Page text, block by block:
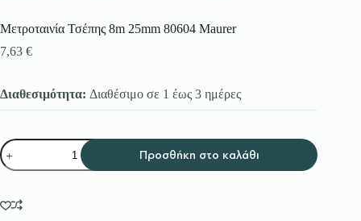
Μετροταινία Τσέπης 8m 25mm 80604 Maurer
7,63 €
Διαθεσιμότητα: Διαθέσιμο σε 1 έως 3 ημέρες
Μετροταινία
Τσέπης
8m
80604
Maurer
Προσθήκη στο καλάθι